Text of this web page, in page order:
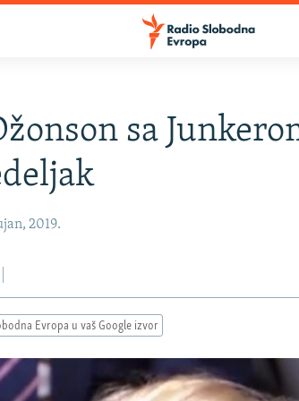
sa
2019.
Evropa u vaš Google izvor